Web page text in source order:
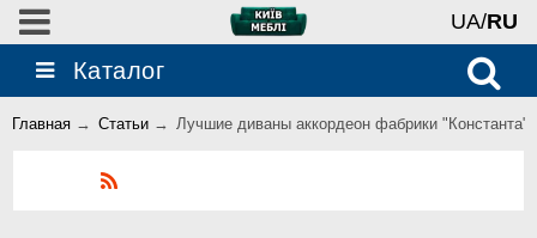
UA/RU
Каталог
Главная → Статьи → Лучшие диваны аккордеон фабрики "Константа"